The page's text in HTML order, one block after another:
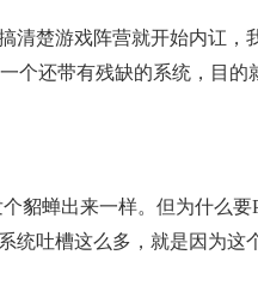
楚游戏阵营就开始内讧，
个还带有残缺的系统，目的
貂蝉出来一样。但为什么要
统吐槽这么多，就是因为这